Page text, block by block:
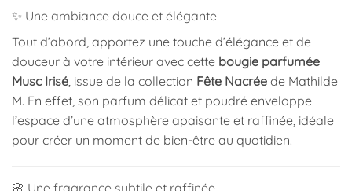
✨ Une ambiance douce et élégante
Tout d’abord, apportez une touche d’élégance et de
douceur à votre intérieur avec cette bougie parfumée
Musc Irisé , issue de la collection Fête Nacrée de Mathilde
M. En effet, son parfum délicat et poudré enveloppe
l’espace d’une atmosphère apaisante et raffinée, idéale
pour créer un moment de bien-être au quotidien.